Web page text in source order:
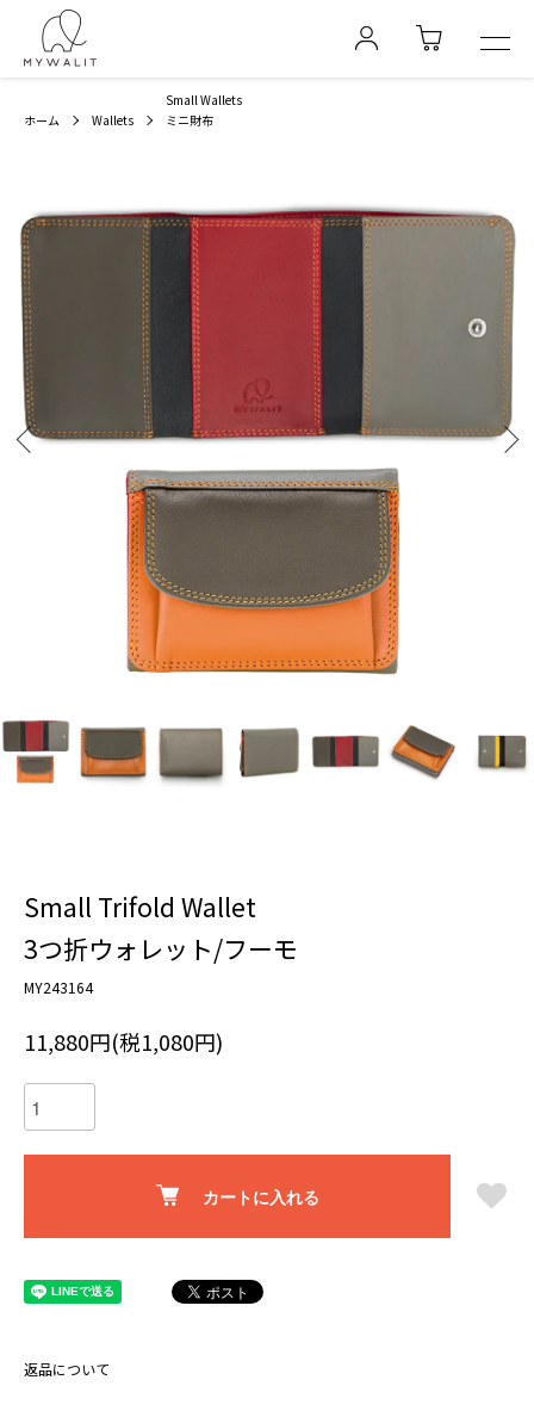
ホーム Wallets
Small Wallets
ミニ財布
Small Trifold Wallet
3つ折ウォレット/フーモ
MY243164
11,880円(税1,080円)
カートに入れる
返品について